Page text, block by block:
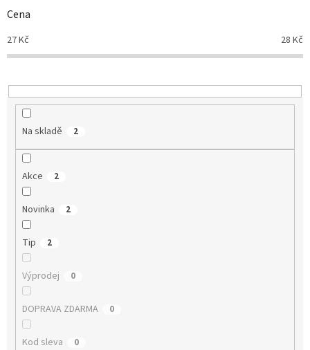
r
d
u
t
ů
Cena
27Kč 28 Kč
Na skladě 2
Akce 2
Novinka 2
Tip 2
Výprodej 0
DOPRAVA ZDARMA 0
Kod sleva 0